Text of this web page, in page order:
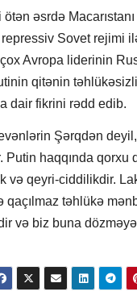
ötən əsrdə
Sovet rejimi
Avropa liderinin
qitənin
dair fikrini rədd edib.
Şərqdən
Putin haqqında qorxu
və qeyri-ciddilikdir.
qaçılmaz təhlükə
və biz buna